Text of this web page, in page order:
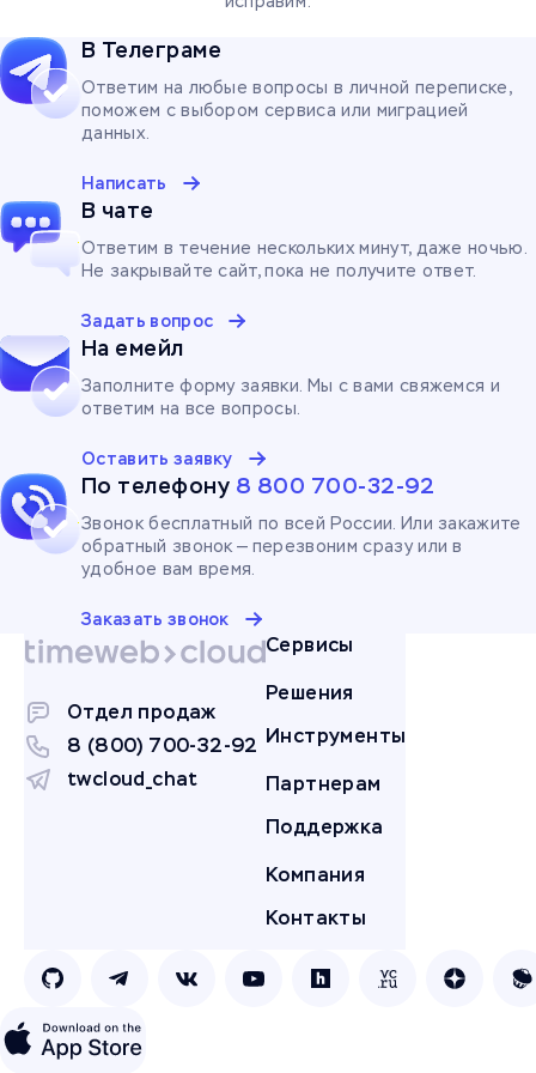
В Телеграме
Ответим на любые вопросы в личной переписке,
поможем с выбором сервиса или миграцией
данных.
Написать
В чате
Ответим в течение нескольких минут, даже ночью.
Не закрывайте сайт, пока не получите ответ.
Задать вопрос
На емейл
Заполните форму заявки. Мы с вами свяжемся и
ответим на все вопросы.
Оставить заявку
По телефону 8 800 700-32-92
Звонок бесплатный по всей России. Или закажите
обратный звонок — перезвоним сразу или в
удобное вам время.
Заказать звонок
Отдел продаж
8 (800) 700-32-92
twcloud_chat
Сервисы
Решения
Инструменты
Партнерам
Поддержка
Компания
Контакты